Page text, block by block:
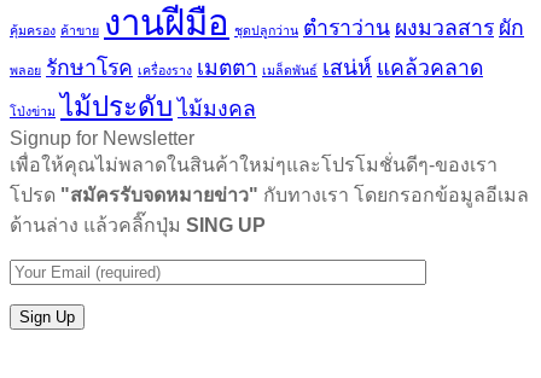
คุ้มครอง ค้าขาย งานฝีมือ ชุดปลูกว่าน ตำราว่าน ผงมวลสาร ผัก
พลอย รักษาโรค เครื่องราง เมตตา เมล็ดพันธ์ เสน่ห์ แคล้วคลาด
โป่งข่าม ไม้ประดับ ไม้มงคล
Signup for Newsletter
เพื่อให้คุณไม่พลาดในสินค้าใหม่ๆและโปรโมชั่นดีๆ-ของเรา
โปรด "สมัครรับจดหมายข่าว" กับทางเรา โดยกรอกข้อมูลอีเมล
ด้านล่าง แล้วคลิ๊กปุ่ม SING UP